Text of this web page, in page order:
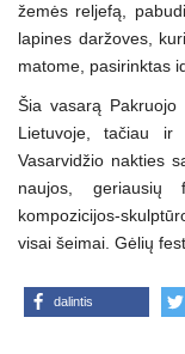
žemės reljefą,
lapines daržoves,
matome, pasirinktas
Šia vasarą
Lietuvoje, tačiau ir
Vasarvidžio nakties
naujos, geriausių
kompozicijos-
visai šeimai. Gėlių
dalintis